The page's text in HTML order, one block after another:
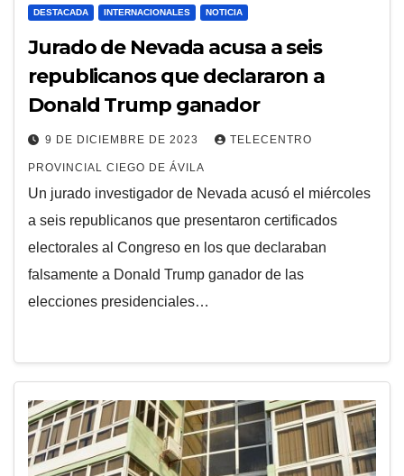
DESTACADA INTERNACIONALES NOTICIA
Jurado de Nevada acusa a seis
republicanos que declararon a
Donald Trump ganador
9 DE DICIEMBRE DE 2023 TELECENTRO
PROVINCIAL CIEGO DE ÁVILA
Un jurado investigador de Nevada acusó el miércoles
a seis republicanos que presentaron certificados
electorales al Congreso en los que declaraban
falsamente a Donald Trump ganador de las
elecciones presidenciales…